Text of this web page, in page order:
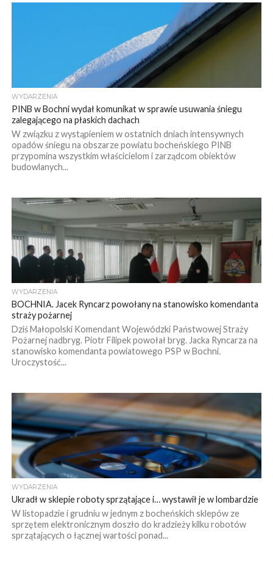
WYDARZENIA
PINB w Bochni wydał komunikat w sprawie usuwania śniegu
zalegającego na płaskich dachach
W związku z wystąpieniem w ostatnich dniach intensywnych
opadów śniegu na obszarze powiatu bocheńskiego PINB
przypomina wszystkim właścicielom i zarządcom obiektów
budowlanych...
WYDARZENIA
BOCHNIA. Jacek Ryncarz powołany na stanowisko komendanta
straży pożarnej
Dziś Małopolski Komendant Wojewódzki Państwowej Straży
Pożarnej nadbryg. Piotr Filipek powołał bryg. Jacka Ryncarza na
stanowisko komendanta powiatowego PSP w Bochni.
Uroczystość...
WYDARZENIA
Ukradł w sklepie roboty sprzątające i… wystawił je w lombardzie
W listopadzie i grudniu w jednym z bocheńskich sklepów ze
sprzętem elektronicznym doszło do kradzieży kilku robotów
sprzątających o łącznej wartości ponad...